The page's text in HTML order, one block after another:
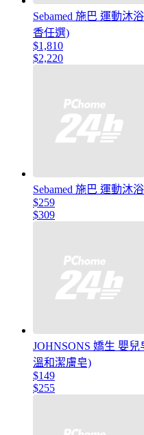
Sebamed 施巴 運動沐
香任選)
$1,810
$2,220
Sebamed 施巴 運動沐
$259
$309
JOHNSONS 嬌生 嬰
溫和潔膚皂)
$149
$255